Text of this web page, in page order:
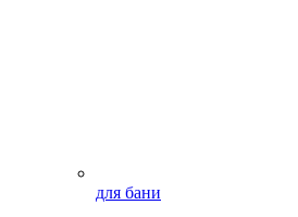
для бани